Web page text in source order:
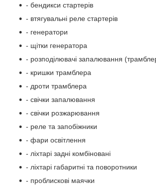
- бендикси стартерів
- втягувальні реле стартерів
- генератори
- щітки генератора
- розподілювачі запалювання
- кришки трамблера
- дроти трамблера
- свічки запалювання
- свічки розжарювання
- реле та запобіжники
- фари освітлення
- ліхтарі задні комбіновані
- ліхтарі габаритні та поворотники
- проблискові маячки